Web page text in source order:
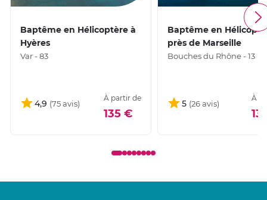
Baptême en Hélicoptère à
Hyères
Var - 83
4,9
À partir de
135 €
Baptême en
près de Marseille
Bouches du Rhône - 13
5
À